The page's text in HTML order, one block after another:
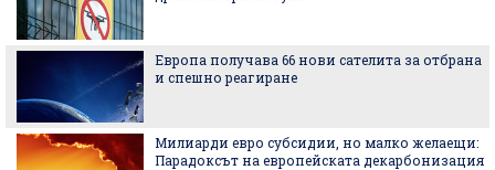
Европа получава 66 нови сателита за отбрана
и спешно реагиране
Милиарди евро субсидии, но малко желаещи:
Парадоксът на европейската декарбонизация